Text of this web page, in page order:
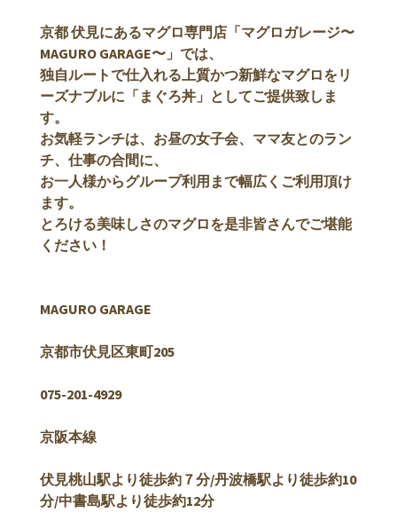
京都 伏見にあるマグロ専門店「マグロガレージ〜
MAGURO GARAGE〜」では、
独自ルートで仕入れる上質かつ新鮮なマグロをリ
ーズナブルに「まぐろ丼」としてご提供致しま
す。
お気軽ランチは、お昼の女子会、ママ友とのラン
チ、仕事の合間に、
お一人様からグループ利用まで幅広くご利用頂け
ます。
とろける美味しさのマグロを是非皆さんでご堪能
ください！
MAGURO GARAGE
京都市伏見区東町205
075-201-4929
京阪本線
伏見桃山駅より徒歩約７分/丹波橋駅より徒歩約10
分/中書島駅より徒歩約12分